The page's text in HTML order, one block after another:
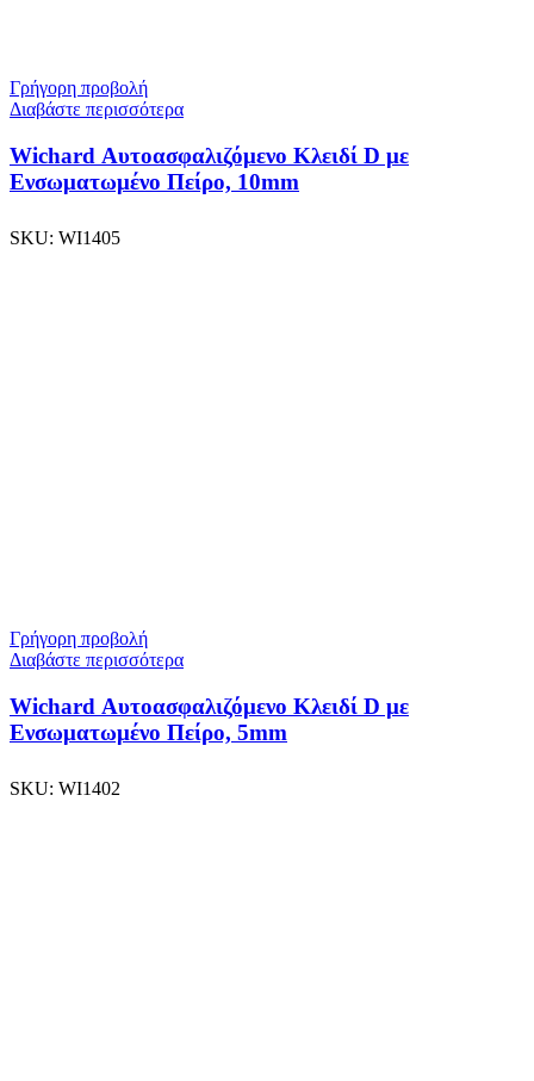
Γρήγορη προβολή
Διαβάστε περισσότερα
Wichard Αυτοασφαλιζόμενο Κλειδί D με
Ενσωματωμένο Πείρο, 10mm
SKU: WI1405
Γρήγορη προβολή
Διαβάστε περισσότερα
Wichard Αυτοασφαλιζόμενο Κλειδί D με
Ενσωματωμένο Πείρο, 5mm
SKU: WI1402